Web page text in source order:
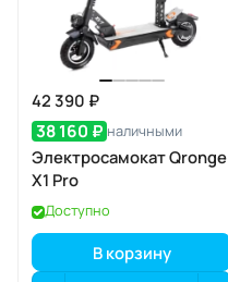
42 390 ₽
38 160 ₽ наличными
Электросамокат Qronge
X1 Pro
Доступно
В корзину